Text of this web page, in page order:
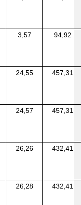
3,57 94,92
24,55 457,31
24,57 457,31
26,26 432,41
26,28 432,41